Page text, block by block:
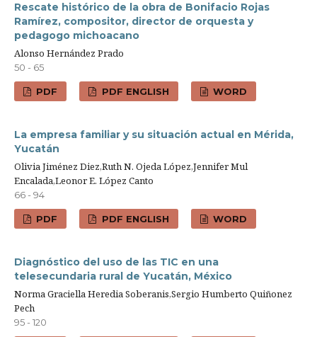
Rescate histórico de la obra de Bonifacio Rojas
Ramírez, compositor, director de orquesta y
pedagogo michoacano
Alonso Hernández Prado
50 - 65
PDF PDF ENGLISH WORD
La empresa familiar y su situación actual en Mérida,
Yucatán
Olivia Jiménez Diez,Ruth N. Ojeda López,Jennifer Mul
Encalada,Leonor E. López Canto
66 - 94
PDF PDF ENGLISH WORD
Diagnóstico del uso de las TIC en una
telesecundaria rural de Yucatán, México
Norma Graciella Heredia Soberanis,Sergio Humberto Quiñonez
Pech
95 - 120